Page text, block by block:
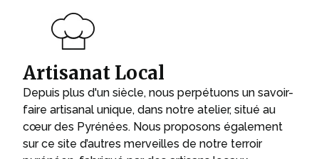
Artisanat Local
Depuis plus d'un siècle, nous perpétuons un savoir-
faire artisanal unique, dans notre atelier, situé au
cœur des Pyrénées. Nous proposons également
sur ce site d’autres merveilles de notre terroir